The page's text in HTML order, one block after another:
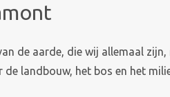
de aarde, die wij allemaal
landbouw, het bos en het